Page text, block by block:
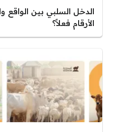
الدخل السلبي بين الواقع
الأرقام فعلاً؟